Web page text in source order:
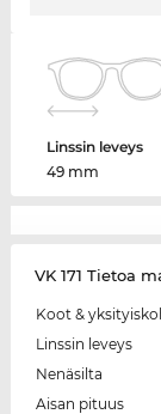
Linssin leveys
49 mm
VK 171 Tietoa
Koot &
Linssin leveys
Nenäsilta
Aisan pituus